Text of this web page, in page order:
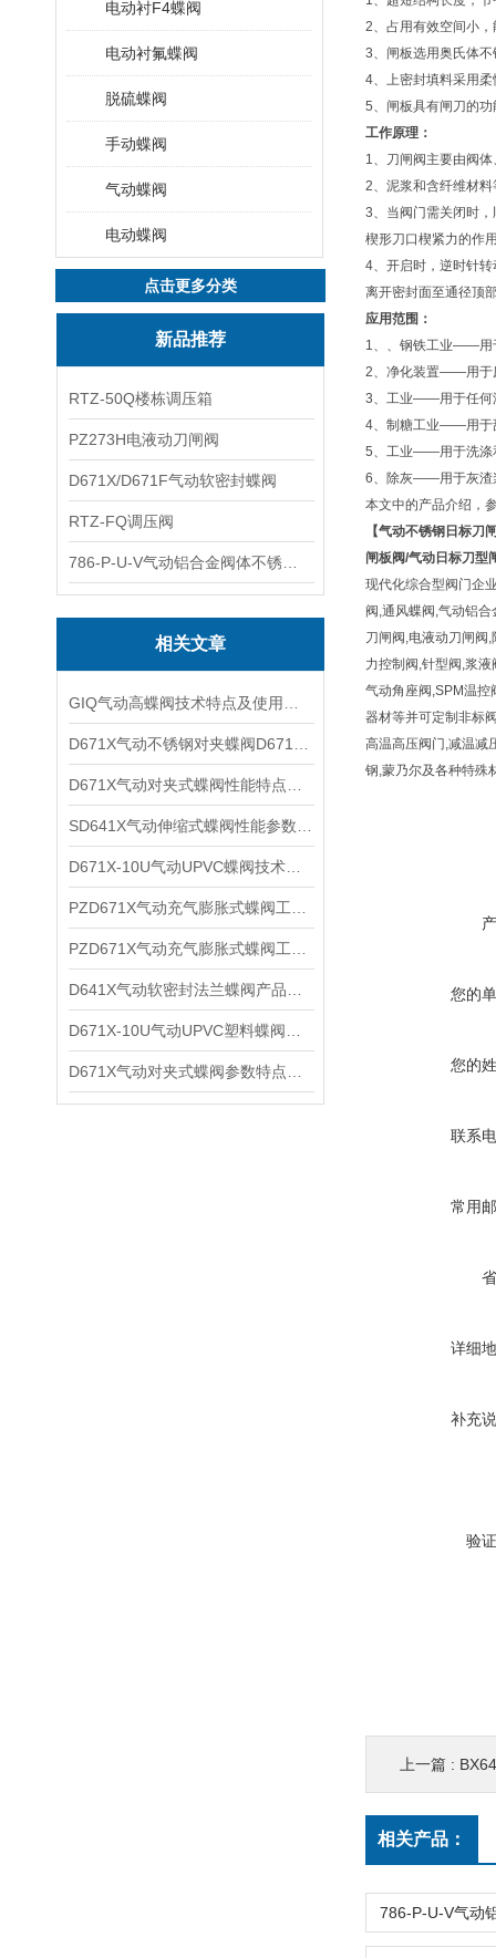
电动衬F4蝶阀
电动衬氟蝶阀
脱硫蝶阀
手动蝶阀
气动蝶阀
电动蝶阀
点击更多分类
新品推荐
RTZ-50Q楼栋调压箱
PZ273H电液动刀闸阀
D671X/D671F气动软密封蝶阀
RTZ-FQ调压阀
相关文章
2、占用有效空间小
3、闸板选用奥氏体
4、上密封填料采用
5、闸板具有闸刀的
工作原理：
1、刀闸阀主要由阀
2、泥浆和含纤维材
3、当阀门需关闭时
楔形刀口楔紧力的作
4、开启时，逆时针
离开密封面至通径顶
应用范围：
1、、钢铁工业——用
2、净化装置——用于
3、工业——用于任何
4、制糖工业——用于
5、工业——用于洗涤
6、除灰——用于灰渣
本文中的产品介绍，
【气动不锈钢日标刀
闸板阀/气动日标刀型
现代化综合型阀门企
阀,通风蝶阀,气动铝
刀闸阀,电液动刀闸阀
力控制阀,针型阀,浆
气动角座阀,SPM温控
器材等并可定制非标
高温高压阀门,减温减
钢,蒙乃尔及各种特殊
您的
您的
联系
常用
详细
补充
验
上一篇 :
相关产品：